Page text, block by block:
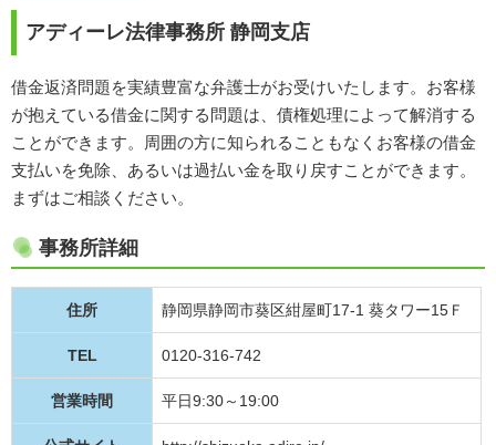
アディーレ法律事務所 静岡支店
借金返済問題を実績豊富な弁護士がお受けいたします。お客様
が抱えている借金に関する問題は、債権処理によって解消する
ことができます。周囲の方に知られることもなくお客様の借金
支払いを免除、あるいは過払い金を取り戻すことができます。
まずはご相談ください。
事務所詳細
住所 静岡県静岡市葵区紺屋町17-1 葵タワー15Ｆ
TEL 0120-316-742
営業時間 平日9:30～19:00